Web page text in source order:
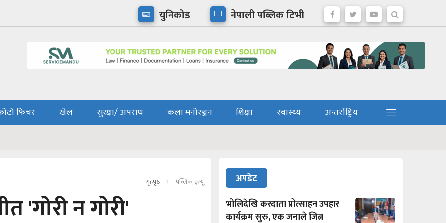
युनिकोड नेपाली पब्लिक टिभी
फिचर खेल सुरक्षा/ अपराध कला मनोरञ्जन शिक्षा स्वास्थ्य
अन्तर्राष्ट्रिय
गृहपृष्ठ पब्लिक इस्यू
'गोरी न गोरी'
अपडेट
भोलिदेखि करदाता प्रोत्साहन उपहार
कार्यक्रम सुरु, एक जनाले जित्न